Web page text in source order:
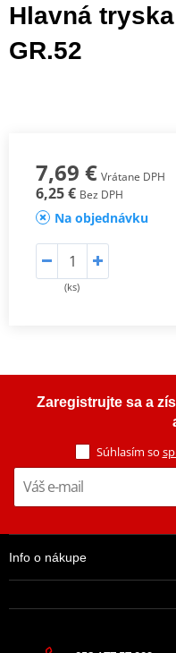
Hlavná
GR.52
7,69 € Vrátane DPH
6,25 € Bez DPH
Na objednávku
(ks)
Zaregistrujte sa a
Súhlasím so
Info o nákupe